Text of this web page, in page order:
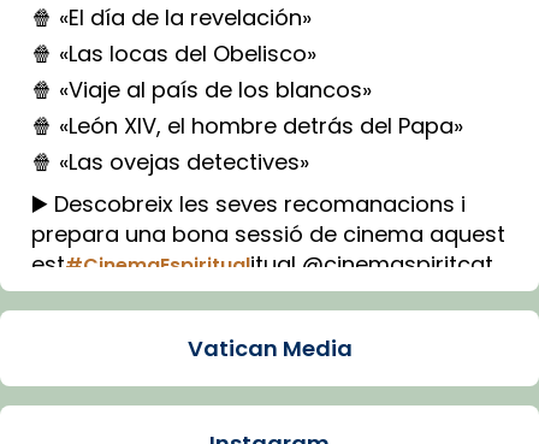
🍿 «El día de la revelación»
🍿 «Las locas del Obelisco»
🍿 «Viaje al país de los blancos»
🍿 «León XIV, el hombre detrás del Papa»
🍿 «Las ovejas detectives»
▶️ Descobreix les seves recomanacions i
prepara una bona sessió de cinema aquest
est#CinemaEspiritualitual @cinemaspiritcat
Imatge: Generada amb IA (OpenAI)
Vatican Media